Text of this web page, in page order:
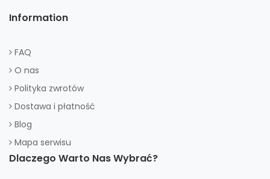
Information
FAQ
O nas
Polityka zwrotów
Dostawa i płatność
Blog
Mapa serwisu
Dlaczego Warto Nas Wybrać?